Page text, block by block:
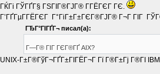
ГЌГі ГЎГҐГ§ ГЅГІГ®ГЈГ® Г­ГЁГЄГ ГЄ.
Г’ГҐГµГ­ГЁГЄГ Г°ГіГ±Г±ГЄГ®ГЈГ® Г¬Г ГІГ
ГЂГ°ГІГҐГ¬ писал(а):
Г—Г® ГІГ ГЄГ®ГҐ AIX?
UNIX-Г±Г®ГўГ¬ГҐГ±ГІГЁГ¬Г Гї Г®Г±Гј Г®ГІ